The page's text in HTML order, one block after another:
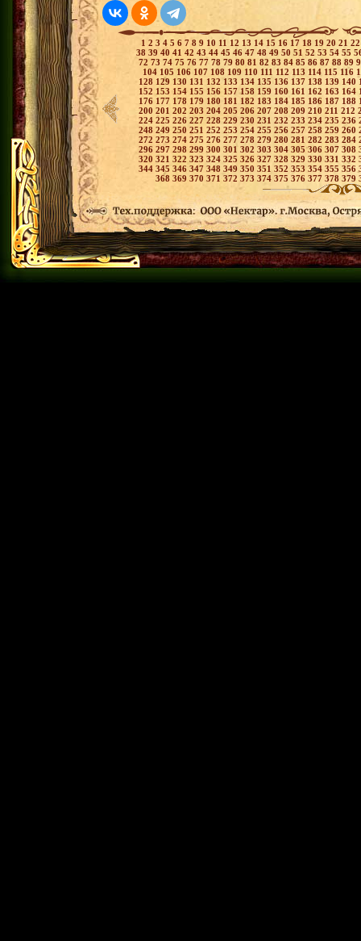
1 2 3 4 5 6 7 8 9 10 11 12 13 14 15 16 17 18 19 20 21
38 39 40 41 42 43 44 45 46 47 48 49 50 51 52 53 54 55
72 73 74 75 76 77 78 79 80 81 82 83 84 85 86 87 88 89
104 105 106 107 108 109 110 111 112 113 114 115 116
128 129 130 131 132 133 134 135 136 137 138 139 140
152 153 154 155 156 157158 159 160 161 162 163 164
176 177 178 179 180 181 182 183 184 185 186 187 188
200 201 202 203 204 205 206 207 208 209 210 211 212
224 225 226 227 228 229 230 231 232 233 234 235 236
248 249 250 251 252 253 254 255 256 257 258 259 260
272 273 274 275 276 277 278 279 280 281 282 283 284
296 297 298 299 300 301 302 303 304 305306 307 308
320 321 322 323 324 325 326 327 328 329 330 331 332
344 345 346 347 348 349 350 351 352 353 354 355 356
368 369 370 371 372 373 374 375 376 377 378 379